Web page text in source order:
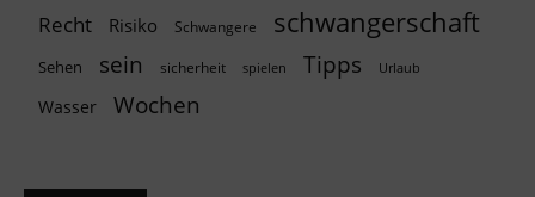
Recht Risiko Schwangere schwangerschaft
Sehen sein sicherheit spielen Tipps Urlaub
Wasser Wochen